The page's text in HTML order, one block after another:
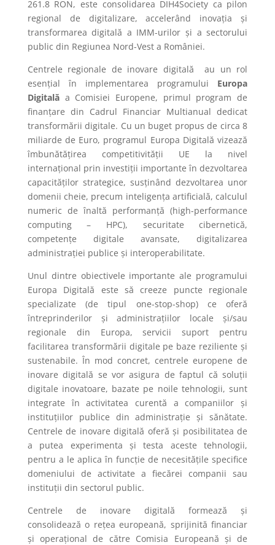
261.8 RON, este consolidarea DIH4Society ca pilon
regional de digitalizare, accelerând inovația și
transformarea digitală a IMM-urilor și a sectorului
public din Regiunea Nord-Vest a României.
Centrele regionale de inovare digitală au un rol
esențial în implementarea programului Europa
Digitală a Comisiei Europene, primul program de
finanțare din Cadrul Financiar Multianual dedicat
transformării digitale. Cu un buget propus de circa 8
miliarde de Euro, programul Europa Digitală vizează
îmbunătățirea competitivității UE la nivel
internațional prin investiții importante în dezvoltarea
capacităților strategice, susținând dezvoltarea unor
domenii cheie, precum inteligența artificială, calculul
numeric de înaltă performanță (high-performance
computing – HPC), securitate cibernetică,
competențe digitale avansate, digitalizarea
administrației publice și interoperabilitate.
Unul dintre obiectivele importante ale programului
Europa Digitală este să creeze puncte regionale
specializate (de tipul one-stop-shop) ce oferă
întreprinderilor și administrațiilor locale și/sau
regionale din Europa, servicii suport pentru
facilitarea transformării digitale pe baze reziliente și
sustenabile. În mod concret, centrele europene de
inovare digitală se vor asigura de faptul că soluții
digitale inovatoare, bazate pe noile tehnologii, sunt
integrate în activitatea curentă a companiilor și
instituțiilor publice din administrație și sănătate.
Centrele de inovare digitală oferă și posibilitatea de
a putea experimenta și testa aceste tehnologii,
pentru a le aplica în funcție de necesitățile specifice
domeniului de activitate a fiecărei companii sau
instituții din sectorul public.
Centrele de inovare digitală formează și
consolidează o rețea europeană, sprijinită financiar
și operațional de către Comisia Europeană și de